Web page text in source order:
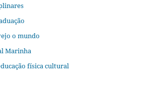
o mundo
Marinha
física cultural